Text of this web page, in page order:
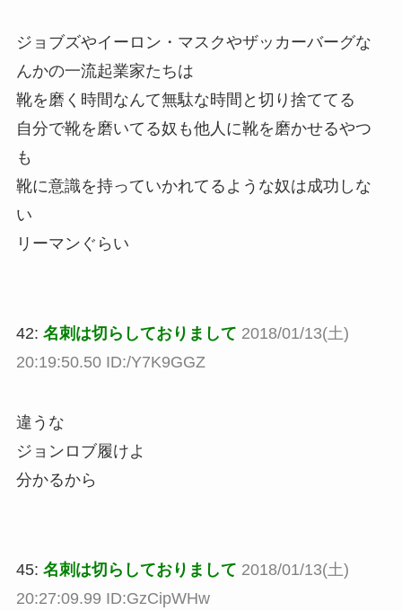
ジョブズやイーロン・マスクやザッカーバーグな
んかの一流起業家たちは
靴を磨く時間なんて無駄な時間と切り捨ててる
自分で靴を磨いてる奴も他人に靴を磨かせるやつ
も
靴に意識を持っていかれてるような奴は成功しな
い
リーマンぐらい
42: 名刺は切らしておりまして 2018/01/13(土)
20:19:50.50 ID:/Y7K9GGZ
違うな
ジョンロブ履けよ
分かるから
45: 名刺は切らしておりまして 2018/01/13(土)
20:27:09.99 ID:GzCipWHw